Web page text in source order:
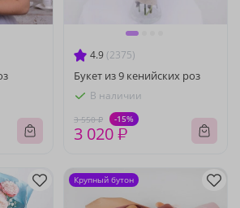
4.9 (2375)
Букет из 9 кенийских роз
В наличии
3 550 ₽ -15%
3 020 ₽
Крупный бутон